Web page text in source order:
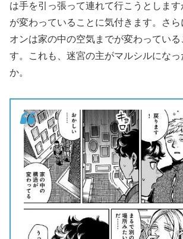
は手を引っ張って連れて行こうとしま
が変わっていることに気付きます。さ
オンは家の中の空気までが変わっている
す。これも、迷宮の主がマルシルになっ
か。